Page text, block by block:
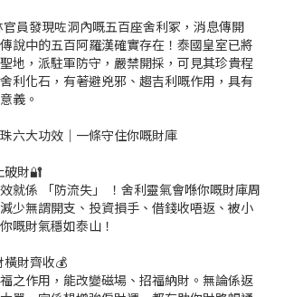
員發現咗洞內嘅五百座舍利冢，消息傳開
說中的五百阿羅漢確實存在！泰國皇室已將
地，派駐軍防守，嚴禁開採，可見其珍貴程
利化石，有著避兇邪、趨吉利嘅作用，具有
義。
六大功效｜一條守住你嘅財庫
破財🔐
就係 「防流失」 ！舍利靈氣會喺你嘅財庫周
少無謂開支、投資損手、借錢收唔返、被小
嘅財氣穩如泰山！
橫財齊收💰
之作用，能改變磁場、招福納財。無論係返